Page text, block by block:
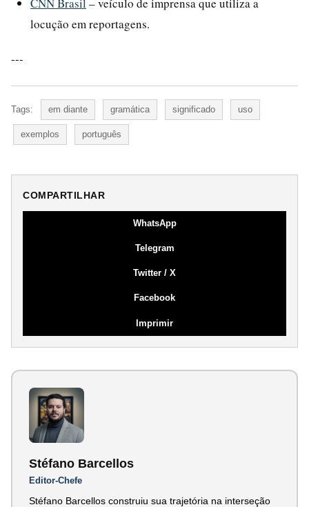
locução em reportagens.
---
Tags: em diante gramática significado uso
exemplos português
COMPARTILHAR
WhatsApp
Telegram
Twitter / X
Facebook
Imprimir
Stéfano Barcellos
Editor-Chefe
Stéfano Barcellos construiu sua trajetória na interseção